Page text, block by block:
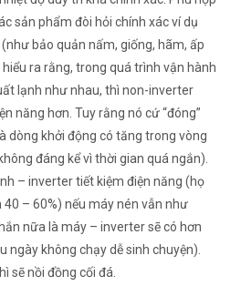
sản phẩm đòi hỏi chính xác ví dụ
bảo quản nấm, giống, hãm, ấp
ra rằng, trong quá trình vận hành
lạnh như nhau, thì non-inverter
năng hơn. Tuy rằng nó cứ “đóng”
dòng khởi động có tăng trong vòng
đáng kể vì thời gian quá ngắn).
– inverter tiết kiệm điện năng (họ
– 60%) nếu máy nén vẫn như
nữa là máy – inverter sẽ có hơn
ngày không chạy dễ sinh chuyện).
sẽ nồi đồng cối đá.